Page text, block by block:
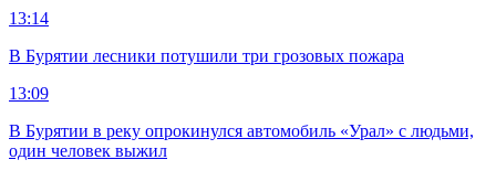
13:14
В Бурятии лесники потушили три грозовых пожара
13:09
В Бурятии в реку опрокинулся автомобиль «Урал» с людьми,
один человек выжил